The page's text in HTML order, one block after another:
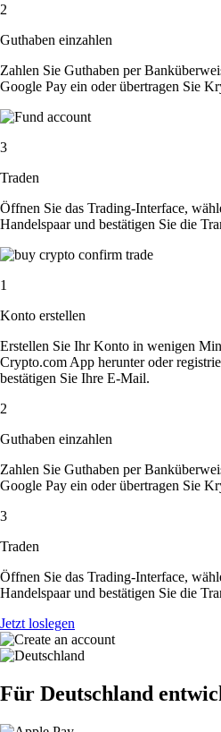
2
Guthaben einzahlen
Zahlen Sie Guthaben per
Google Pay ein oder übertragen Sie
3
Traden
Öffnen Sie das Trading-Interface,
Handelspaar und bestätigen Sie die
1
Konto erstellen
Erstellen Sie Ihr Konto in wenigen
Crypto.com App herunter oder
bestätigen Sie Ihre E-Mail.
2
Guthaben einzahlen
Zahlen Sie Guthaben per
Google Pay ein oder übertragen Sie
3
Traden
Öffnen Sie das Trading-Interface,
Handelspaar und bestätigen Sie die
Jetzt loslegen
Für Deutschland